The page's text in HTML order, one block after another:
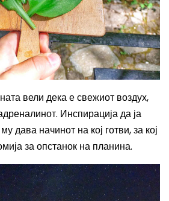
вели дека е свежиот воздух,
Инспирација да ја
дава начинот на кој готви, за кој
за опстанок на планина.